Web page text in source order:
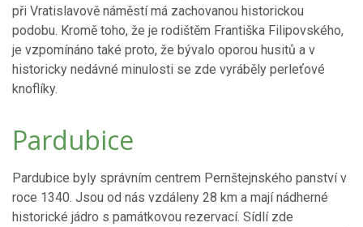
při Vratislavově náměstí má zachovanou historickou
podobu. Kromě toho, že je rodištěm Františka Filipovského,
je vzpomínáno také proto, že bývalo oporou husitů a v
historicky nedávné minulosti se zde vyráběly perleťové
knoflíky.
Pardubice
Pardubice byly správním centrem Pernštejnského panství v
roce 1340. Jsou od nás vzdáleny 28 km a mají nádherné
historické jádro s památkovou rezervací. Sídlí zde